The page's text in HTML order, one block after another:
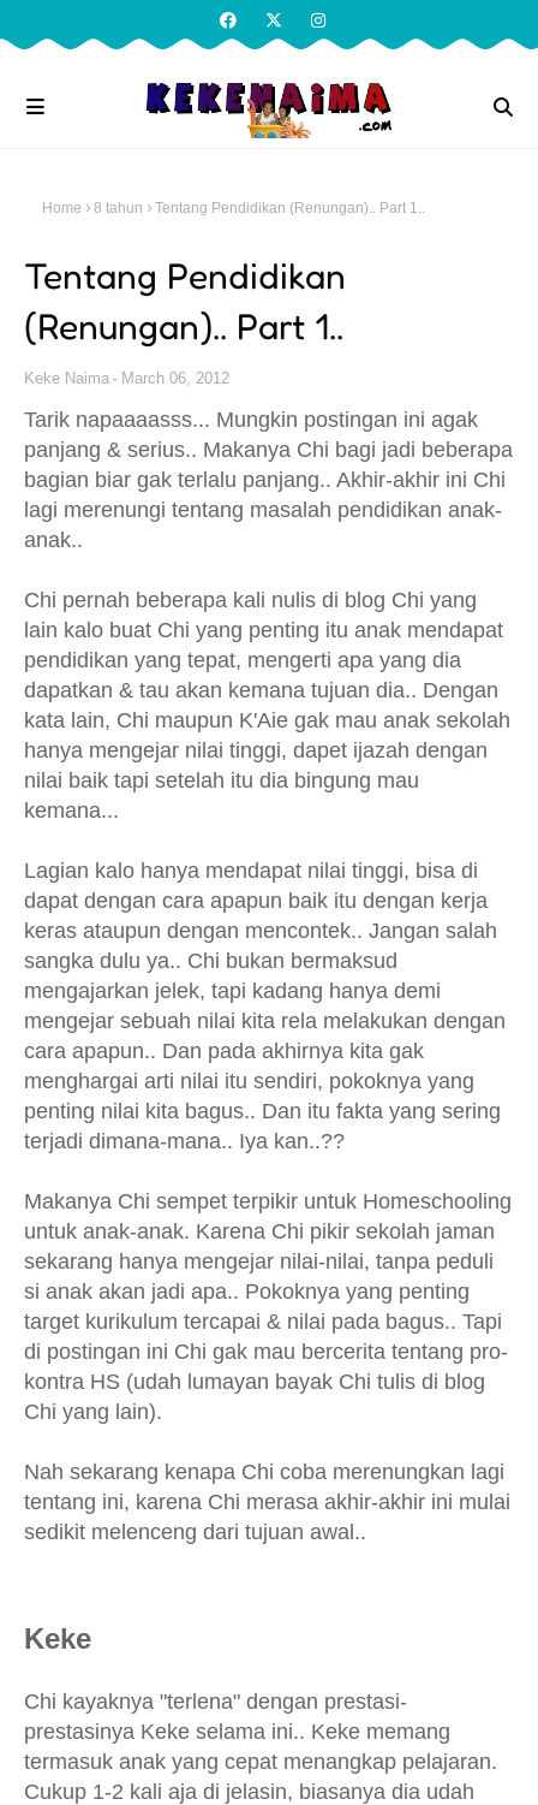
Home 8 tahun Tentang Pendidikan (Renungan).. Part 1..
Tentang Pendidikan
(Renungan).. Part 1..
Keke Naima March 06, 2012
Tarik napaaaasss... Mungkin postingan ini agak
panjang & serius.. Makanya Chi bagi jadi beberapa
bagian biar gak terlalu panjang.. Akhir-akhir ini Chi
lagi merenungi tentang masalah pendidikan anak-
anak..
Chi pernah beberapa kali nulis di blog Chi yang
lain kalo buat Chi yang penting itu anak mendapat
pendidikan yang tepat, mengerti apa yang dia
dapatkan & tau akan kemana tujuan dia.. Dengan
kata lain, Chi maupun K'Aie gak mau anak sekolah
hanya mengejar nilai tinggi, dapet ijazah dengan
nilai baik tapi setelah itu dia bingung mau
kemana...
Lagian kalo hanya mendapat nilai tinggi, bisa di
dapat dengan cara apapun baik itu dengan kerja
keras ataupun dengan mencontek.. Jangan salah
sangka dulu ya.. Chi bukan bermaksud
mengajarkan jelek, tapi kadang hanya demi
mengejar sebuah nilai kita rela melakukan dengan
cara apapun.. Dan pada akhirnya kita gak
menghargai arti nilai itu sendiri, pokoknya yang
penting nilai kita bagus.. Dan itu fakta yang sering
terjadi dimana-mana.. Iya kan..??
Makanya Chi sempet terpikir untuk Homeschooling
untuk anak-anak. Karena Chi pikir sekolah jaman
sekarang hanya mengejar nilai-nilai, tanpa peduli
si anak akan jadi apa.. Pokoknya yang penting
target kurikulum tercapai & nilai pada bagus.. Tapi
di postingan ini Chi gak mau bercerita tentang pro-
kontra HS (udah lumayan bayak Chi tulis di blog
Chi yang lain).
Nah sekarang kenapa Chi coba merenungkan lagi
tentang ini, karena Chi merasa akhir-akhir ini mulai
sedikit melenceng dari tujuan awal..
Keke
Chi kayaknya "terlena" dengan prestasi-
prestasinya Keke selama ini.. Keke memang
termasuk anak yang cepat menangkap pelajaran.
Cukup 1-2 kali aja di jelasin, biasanya dia udah